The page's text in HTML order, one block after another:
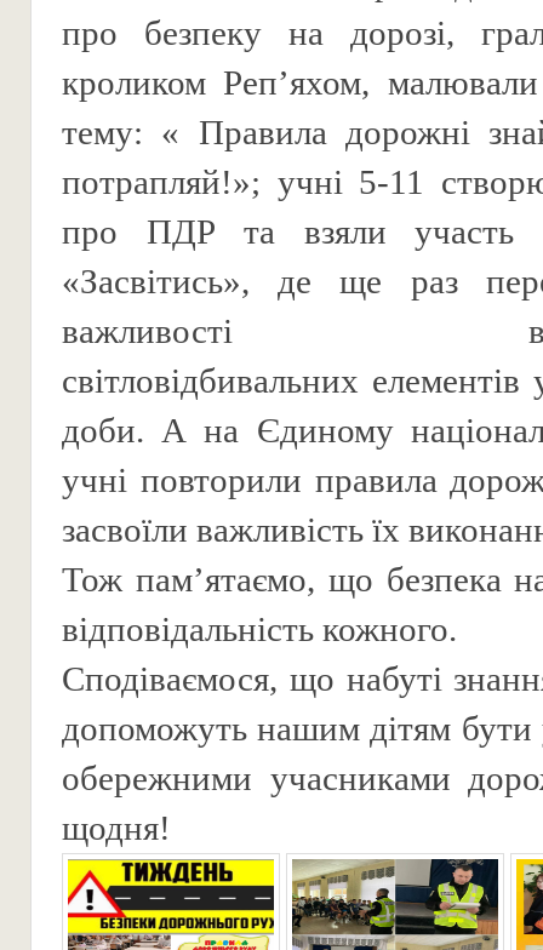
про безпеку на дорозі,
кроликом Репʼяхом,
тему: « Правила дорожні
потрапляй!»; учні 5-11
про ПДР та взяли участь
«Засвітись», де ще раз
важливості
світловідбивальних
доби. А на Єдиному
учні повторили правила
засвоїли важливість їх
Тож памʼятаємо, що безпека
відповідальність кожного.
Сподіваємося, що набуті
допоможуть нашим дітям
обережними учасниками
щодня!